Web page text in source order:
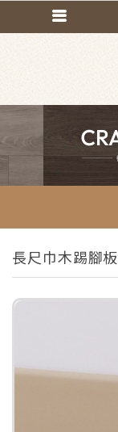
長尺巾木踢腳板